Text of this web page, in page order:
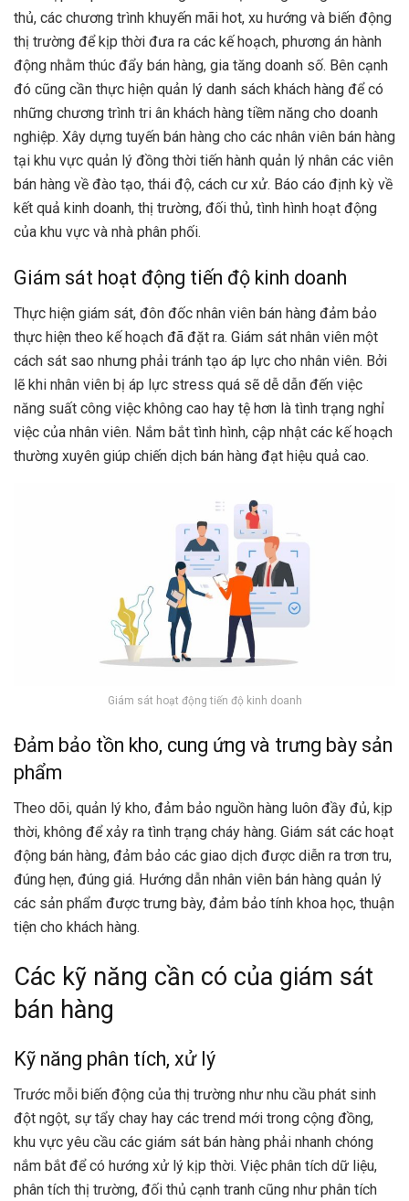
thủ, các chương trình khuyến mãi hot, xu hướng và biến động
thị trường để kịp thời đưa ra các kế hoạch, phương án hành
động nhằm thúc đẩy bán hàng, gia tăng doanh số. Bên cạnh
đó cũng cần thực hiện quản lý danh sách khách hàng để có
những chương trình tri ân khách hàng tiềm năng cho doanh
nghiệp. Xây dựng tuyến bán hàng cho các nhân viên bán hàng
tại khu vực quản lý đồng thời tiến hành quản lý nhân các viên
bán hàng về đào tạo, thái độ, cách cư xử. Báo cáo định kỳ về
kết quả kinh doanh, thị trường, đối thủ, tình hình hoạt động
của khu vực và nhà phân phối.
Giám sát hoạt động tiến độ kinh doanh
Thực hiện giám sát, đôn đốc nhân viên bán hàng đảm bảo
thực hiện theo kế hoạch đã đặt ra. Giám sát nhân viên một
cách sát sao nhưng phải tránh tạo áp lực cho nhân viên. Bởi
lẽ khi nhân viên bị áp lực stress quá sẽ dễ dẫn đến việc
năng suất công việc không cao hay tệ hơn là tình trạng nghỉ
việc của nhân viên. Nắm bắt tình hình, cập nhật các kế hoạch
thường xuyên giúp chiến dịch bán hàng đạt hiệu quả cao.
Giám sát hoạt động tiến độ kinh doanh
Đảm bảo tồn kho, cung ứng và trưng bày sản
phẩm
Theo dõi, quản lý kho, đảm bảo nguồn hàng luôn đầy đủ, kịp
thời, không để xảy ra tình trạng cháy hàng. Giám sát các hoạt
động bán hàng, đảm bảo các giao dịch được diễn ra trơn tru,
đúng hẹn, đúng giá. Hướng dẫn nhân viên bán hàng quản lý
các sản phẩm được trưng bày, đảm bảo tính khoa học, thuận
tiện cho khách hàng.
Các kỹ năng cần có của giám sát
bán hàng
Kỹ năng phân tích, xử lý
Trước mỗi biến động của thị trường như nhu cầu phát sinh
đột ngột, sự tẩy chay hay các trend mới trong cộng đồng,
khu vực yêu cầu các giám sát bán hàng phải nhanh chóng
nắm bắt để có hướng xử lý kịp thời. Việc phân tích dữ liệu,
phân tích thị trường, đối thủ cạnh tranh cũng như phân tích